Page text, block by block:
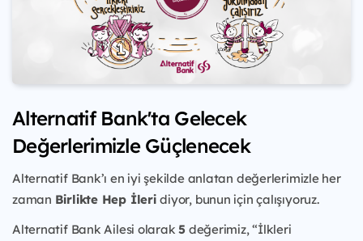
Alternatif Bank'ta Gelecek
Değerlerimizle Güçlenecek
Alternatif Bank’ı en iyi şekilde anlatan değerlerimizle her
zaman Birlikte Hep İleridiyor, bunun için çalışıyoruz.
Alternatif Bank Ailesi olarak5 değerimiz, “İlkleri